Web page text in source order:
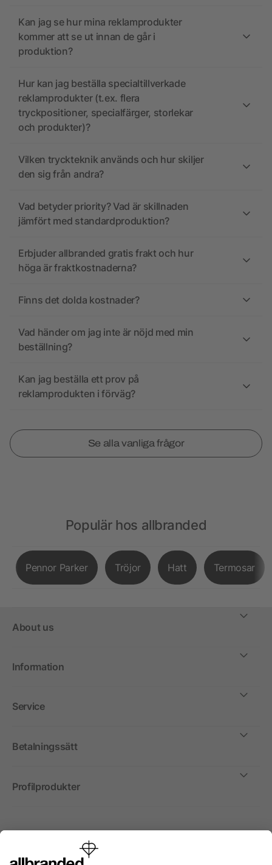
Kan jag se hur mina reklamprodukter
kommer att se ut innan de går i
produktion?
Hur kan jag beställa specialtillverkade
reklamprodukter (t.ex. flera
tryckpositioner, specialfärger, storlekar
och produkter)?
Vilken tryckteknik används och hur skiljer
den sig från andra?
Vad betyder priority? Vad är skillnaden
jämfört med standardproduktion?
Erbjuder allbranded gratis frakt och hur
höga är fraktkostnaderna?
Finns det dolda kostnader?
Vad händer om jag inte är nöjd med min
beställning?
Kan jag beställa ett prov på
reklamprodukten i förväg?
Se alla vanliga frågor
Populär hos allbranded
Pennor Parker Tröjor Hatt Termosar
About us
Information
Service
Betalningssätt
Profilprodukter
Internationellt